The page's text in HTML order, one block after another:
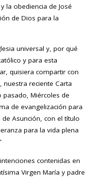
la obediencia de José
de Dios para la
universal y, por qué
y para esta
quisiera compartir con
nuestra reciente Carta
pasado, Miércoles de
de evangelización para
Asunción, con el título
para la vida plena
contenidas en
Virgen María y padre